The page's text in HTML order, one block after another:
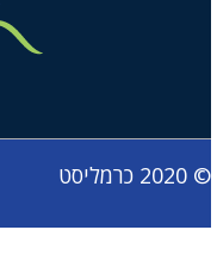
© 2020 כרמליסט